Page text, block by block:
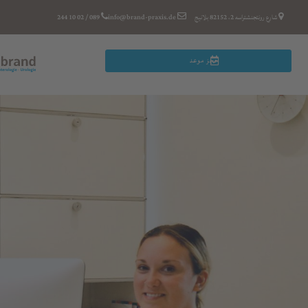
شارع رونتجنشتراسه 2، 82152 بلانيج
حجز موعد